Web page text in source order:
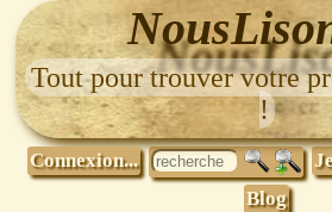
Tout pour trouver votre
!
Connexion...
Blog